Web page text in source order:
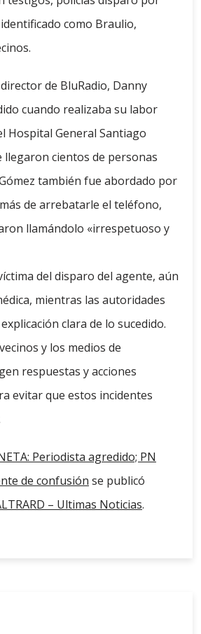
como Braulio,
de BluRadio, Danny
cuando realizaba su labor
Hospital General Santiago
llegaron cientos de personas
también fue abordado por
de arrebatarle el teléfono,
llamándolo «irrespetuoso y
del disparo del agente, aún
mientras las autoridades
clara de lo sucedido.
y los medios de
respuestas y acciones
evitar que estos incidentes
Periodista agredido; PN
de confusión se publicó
– Ultimas Noticias.